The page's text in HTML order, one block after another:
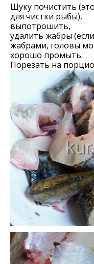
Щуку почистить
для чистки рыбы),
выпотрошить,
удалить жабры
жабрами, головы
хорошо промыть.
Порезать на